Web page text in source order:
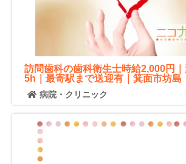
訪問歯科の歯科衛生士時給2,000円
5h｜最寄駅まで送迎有｜箕面市坊島
病院・クリニック